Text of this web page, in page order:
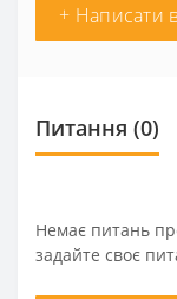
+ Написати
Питання (0)
Немає питань
задайте своє